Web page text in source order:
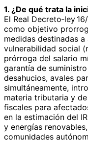
1. ¿De qué trata la
El Real Decreto‑ley
como objetivo
medidas destinadas
vulnerabilidad social
prórroga del salario
garantía de
desahucios, avales
simultáneamente,
materia tributaria y
fiscales para
en la estimación del
y energías
comunidades